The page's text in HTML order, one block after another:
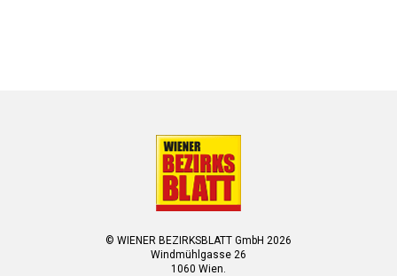
© WIENER BEZIRKSBLATT GmbH 2026
Windmühlgasse 26
1060 Wien.